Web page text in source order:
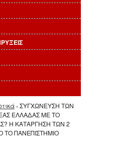
› ΣΥΓΧΩΝΕΥΣΗ ΤΩΝ
ΕΛΛΑΔΑΣ ΜΕ ΤΟ
Η ΚΑΤΑΡΓΗΣΗ ΤΩΝ 2
ΤΟ ΠΑΝΕΠΙΣΤΗΜΙΟ